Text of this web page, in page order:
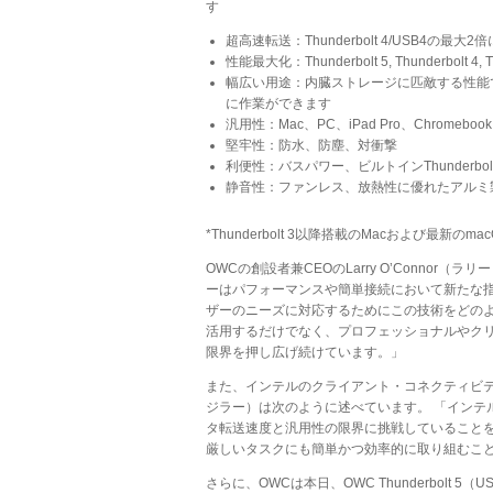
す
超高速転送：Thunderbolt 4/USB4の最大2
性能最大化：Thunderbolt 5, Thunderbolt 4,
幅広い用途：内臓ストレージに匹敵する性
に作業ができます
汎用性：Mac、PC、iPad Pro、
堅牢性：防水、防塵、対衝撃
利便性：バスパワー、ビルトイン
静音性：ファンレス、放熱性に優れたアルミ
*Thunderbolt 3以降搭載のMacおよび最新の
OWCの創設者兼CEOのLarry O’Connor（ラリ
ーはパフォーマンスや簡単接続において新たな
ザーのニーズに対応するためにこの技術をどの
活用するだけでなく、プロフェッショナルやク
限界を押し広げ続けています。」
また、インテルのクライアント・コネクティ
ジラー）は次のように述べています。 「イン
タ転送速度と汎用性の限界に挑戦しているこ
厳しいタスクにも簡単かつ効率的に取り組むこ
さらに、OWCは本日、OWC Thunderbolt 5（